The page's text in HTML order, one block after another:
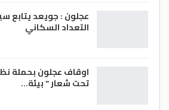
عجلون : جويعد يتابع
التعداد السكاني
اوقاف عجلون بحملة
تحت شعار ” بيئة…